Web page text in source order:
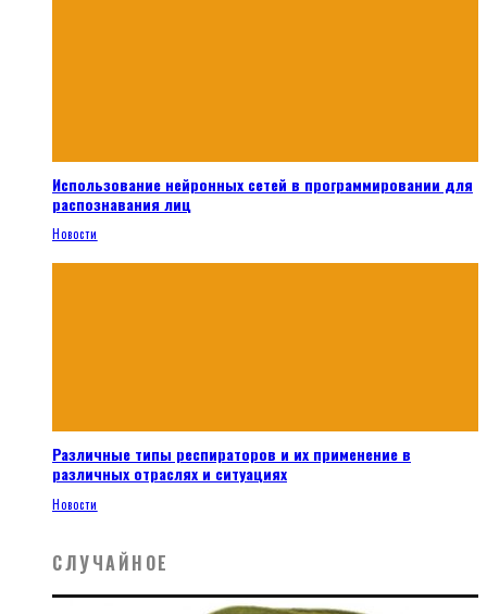
Использование нейронных сетей в программировании для
распознавания лиц
Новости
Различные типы респираторов и их применение в
различных отраслях и ситуациях
Новости
СЛУЧАЙНОЕ